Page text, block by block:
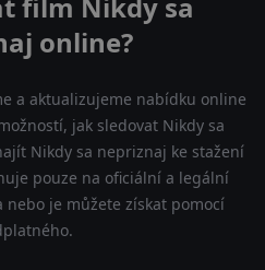
online?
a aktualizujeme nabídku online
jak sledovat Nikdy sa
Nikdy sa nepriznaj ke stažení
pouze na oficiální a legální
nebo je můžete získat pomocí